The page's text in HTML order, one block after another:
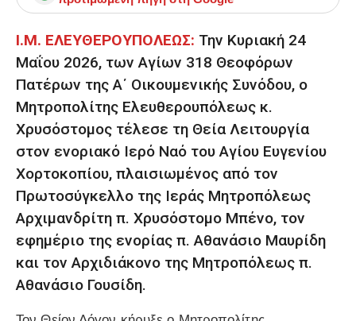
Ι.Μ. ΕΛΕΥΘΕΡΟΥΠΟΛΕΩΣ: Την Κυριακή 24
Μαΐου 2026, των Αγίων 318 Θεοφόρων
Πατέρων της Α΄ Οικουμενικής Συνόδου, ο
Μητροπολίτης Ελευθερουπόλεως κ.
Χρυσόστομος τέλεσε τη Θεία Λειτουργία
στον ενοριακό Ιερό Ναό του Αγίου Ευγενίου
Χορτοκοπίου, πλαισιωμένος από τον
Πρωτοσύγκελλο της Ιεράς Μητροπόλεως
Αρχιμανδρίτη π. Χρυσόστομο Μπένο, τον
εφημέριο της ενορίας π. Αθανάσιο Μαυρίδη
και τον Αρχιδιάκονο της Μητροπόλεως π.
Αθανάσιο Γουσίδη.